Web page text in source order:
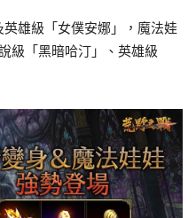
雄級「女僕安娜」，魔法娃
級「黑暗哈汀」、英雄級